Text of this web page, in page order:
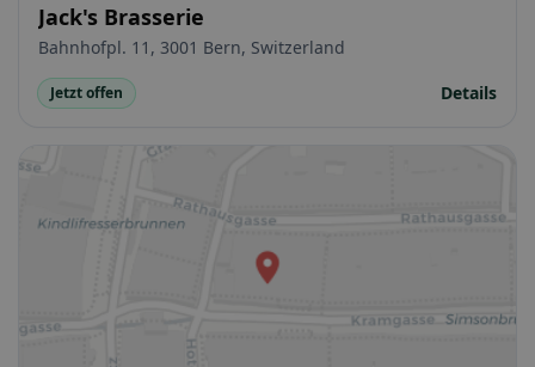
Jack's Brasserie
Bahnhofpl. 11, 3001 Bern, Switzerland
Jetzt offen Details